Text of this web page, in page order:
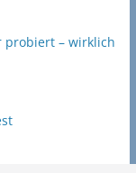
probiert – wirklich